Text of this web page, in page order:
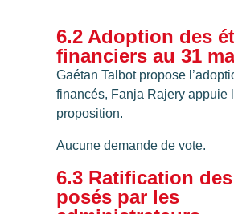
6.2 Adoption des
financiers au 31
Gaétan Talbot propose
financés, Fanja Rajery appuie
proposition.
Aucune demande de vote.
6.3 Ratification
posés par les